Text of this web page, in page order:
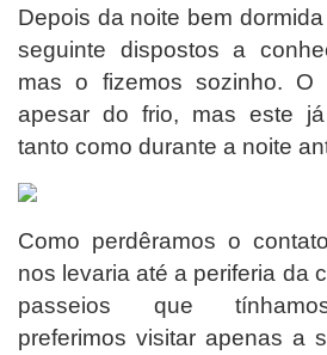
Depois da noite bem
seguinte dispostos a
mas o fizemos sozinho. O
apesar do frio, mas este
tanto como durante a noite
Como perdêramos o
nos levaria até a periferia da
passeios que
preferimos visitar apenas a